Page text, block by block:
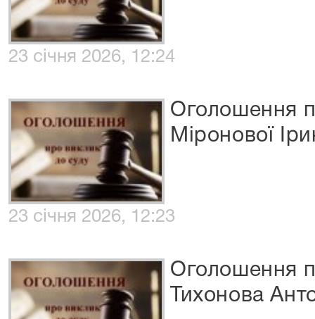
23 січня 2026, 12:24
Оголошення
Міронової
23 січня 2026, 12:23
Оголошення
Тихонова